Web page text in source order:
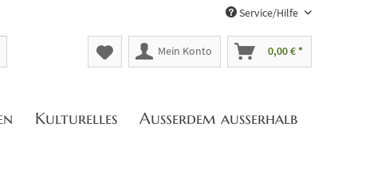
Service/Hilfe
Mein Konto 0,00 € *
Kulturelles Außerdem außerhalb